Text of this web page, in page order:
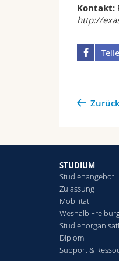
Kontakt:
http://
STUDIUM
Studienangebot
Zulassung
Mobilität
Weshalb
Diplom
Support &